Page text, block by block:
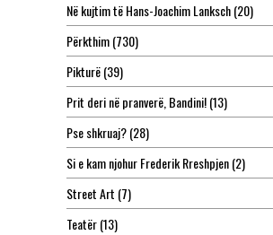
Në kujtim të Hans-Joachim Lanksch(20)
Përkthim(730)
Pikturë(39)
Prit deri në pranverë, Bandini!(13)
Pse shkruaj?(28)
Si e kam njohur Frederik Rreshpjen(2)
Street Art (7)
Teatër(13)